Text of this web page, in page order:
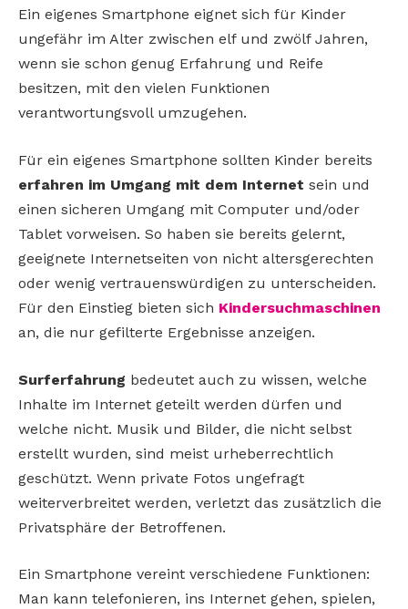
Ein eigenes Smartphone eignet sich für Kinder
ungefähr im Alter zwischen elf und zwölf Jahren,
wenn sie schon genug Erfahrung und Reife
besitzen, mit den vielen Funktionen
verantwortungsvoll umzugehen.
Für ein eigenes Smartphone sollten Kinder bereits
erfahren im Umgang mit dem Internet sein und
einen sicheren Umgang mit Computer und/oder
Tablet vorweisen. So haben sie bereits gelernt,
geeignete Internetseiten von nicht altersgerechten
oder wenig vertrauenswürdigen zu unterscheiden.
Für den Einstieg bieten sich Kindersuchmaschinen
an, die nur gefilterte Ergebnisse anzeigen.
Surferfahrung bedeutet auch zu wissen, welche
Inhalte im Internet geteilt werden dürfen und
welche nicht. Musik und Bilder, die nicht selbst
erstellt wurden, sind meist urheberrechtlich
geschützt. Wenn private Fotos ungefragt
weiterverbreitet werden, verletzt das zusätzlich die
Privatsphäre der Betroffenen.
Ein Smartphone vereint verschiedene Funktionen:
Man kann telefonieren, ins Internet gehen, spielen,